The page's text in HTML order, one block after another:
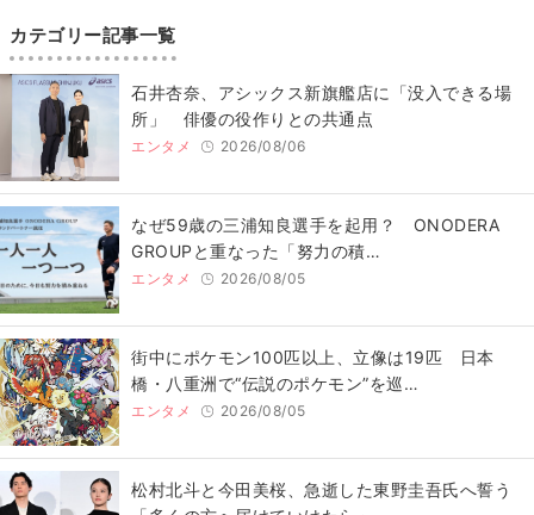
カテゴリー記事一覧
石井杏奈、アシックス新旗艦店に「没入できる場
所」 俳優の役作りとの共通点
エンタメ 2026/08/06
なぜ59歳の三浦知良選手を起用？ ONODERA
GROUPと重なった「努力の積…
エンタメ 2026/08/05
街中にポケモン100匹以上、立像は19匹 日本
橋・八重洲で“伝説のポケモン”を巡…
エンタメ 2026/08/05
松村北斗と今田美桜、急逝した東野圭吾氏へ誓う